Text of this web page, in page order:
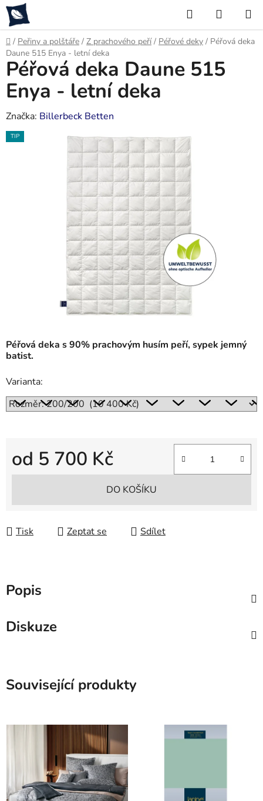
Přejít
na
obsah
Hledat
KOŠÍK
Domů
/ Peřiny a polštáře / Z prachového peří / Péřové deky / Péřová deka
Daune 515 Enya - letní deka
Péřová deka s 90% prachovým husím peří, sypek jemný
batist.
Varianta:
od 5 700 Kč
Měrná cena:
DO KOŠÍKU
Tisk Zeptat se Sdílet
Péřová deka Daune 515
Enya - letní deka
Značka: Billerbeck Betten
TIP
Popis
Diskuze
Související produkty